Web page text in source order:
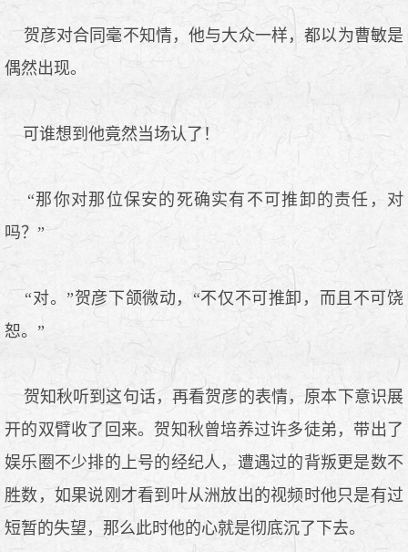
贺彦对合同毫不知情，他与大众一样，都以为曹敏是
偶然出现。
可谁想到他竟然当场认了！
“那你对那位保安的死确实有不可推卸的责任，对
吗？”
“对。”贺彦下颌微动，“不仅不可推卸，而且不可饶
恕。”
贺知秋听到这句话，再看贺彦的表情，原本下意识展
开的双臂收了回来。贺知秋曾培养过许多徒弟，带出了
娱乐圈不少排的上号的经纪人，遭遇过的背叛更是数不
胜数，如果说刚才看到叶从洲放出的视频时他只是有过
短暂的失望，那么此时他的心就是彻底沉了下去。